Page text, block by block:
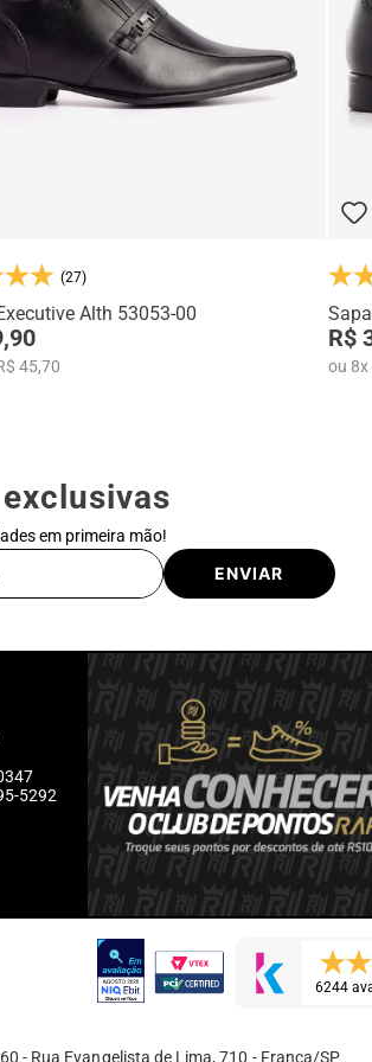
(27)
Alth 53053-00
45,70
R$
ou 8x
em primeira mão!
ENVIAR
5292
6244
- Rua Evangelista de Lima, 710 - Franca/SP